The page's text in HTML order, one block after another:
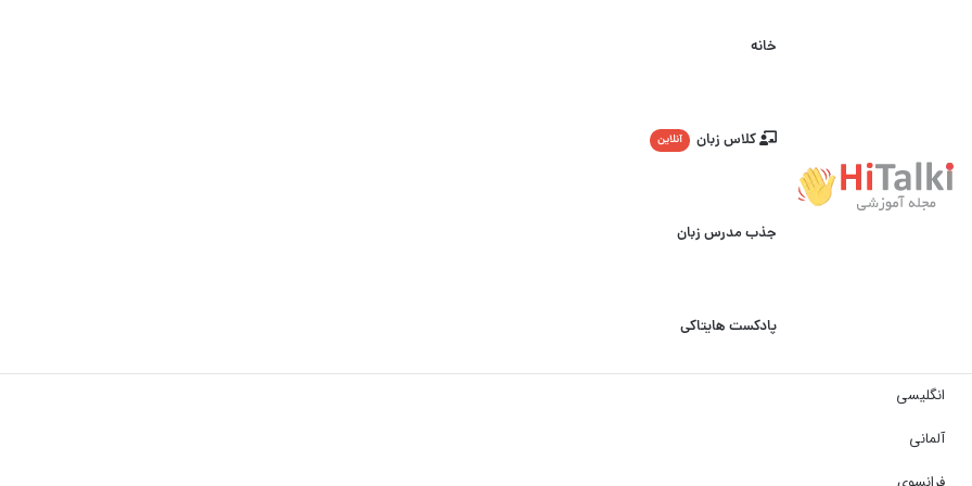
خانه
کلاس زبان آنلاین
جذب مدرس زبان
پادکست هایتاکی
انگلیسی
آلمانی